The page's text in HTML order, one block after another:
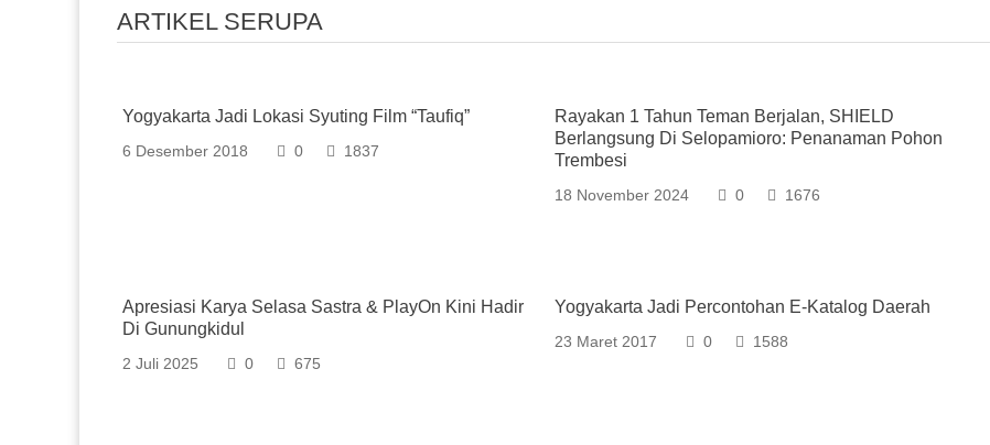
ARTIKEL SERUPA
Yogyakarta Jadi Lokasi Syuting Film “Taufiq”
6 Desember 2018 0 1837
Rayakan 1 Tahun Teman Berjalan, SHIELD
Berlangsung Di Selopamioro: Penanaman Pohon
Trembesi
18 November 2024 0 1676
Apresiasi Karya Selasa Sastra & PlayOn Kini Hadir
Di Gunungkidul
2 Juli 2025 0 675
Yogyakarta Jadi Percontohan E-Katalog Daerah
23 Maret 2017 0 1588